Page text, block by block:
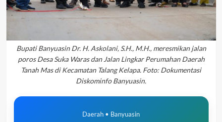
Bupati Banyuasin Dr. H. Askolani, S.H., M.H., meresmikan jalan
poros Desa Suka Waras dan Jalan Lingkar Perumahan Daerah
Tanah Mas di Kecamatan Talang Kelapa. Foto: Dokumentasi
Diskominfo Banyuasin.
Daerah • Banyuasin